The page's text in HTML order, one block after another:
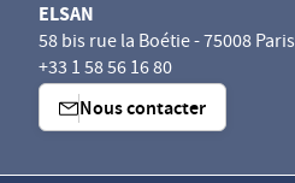
ELSAN
58 bis rue la Boétie - 75008 Paris
+33 1 58 56 16 80
Nous contacter